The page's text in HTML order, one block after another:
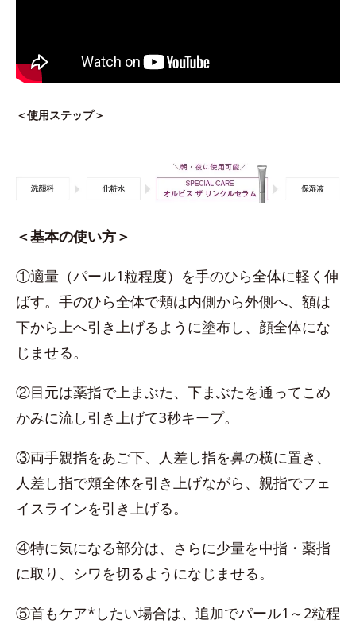
＜使用ステップ＞
＜基本の使い方＞
①適量（パール1粒程度）を手のひら全体に軽く伸
ばす。手のひら全体で頬は内側から外側へ、額は
下から上へ引き上げるように塗布し、顔全体にな
じませる。
②目元は薬指で上まぶた、下まぶたを通ってこめ
かみに流し引き上げて3秒キープ。
③両手親指をあご下、人差し指を鼻の横に置き、
人差し指で頬全体を引き上げながら、親指でフェ
イスラインを引き上げる。
④特に気になる部分は、さらに少量を中指・薬指
に取り、シワを切るようになじませる。
⑤首もケア*したい場合は、追加でパール1～2粒程